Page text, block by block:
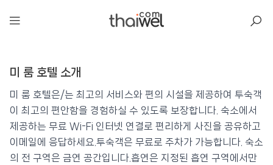
미 룸 호텔
📍 푸켓 ★★★ ⭐ 8.3
💰 최저가 확인 · 예약하기
미 룸 호텔 소개
미 룸 호텔은/는 최고의 서비스와 편의 시설을 제공하여 투숙객
이 최고의 편안함을 경험하실 수 있도록 보장합니다. 숙소에서
제공하는 무료 Wi-Fi 인터넷 연결로 편리하게 사진을 공유하고
이메일에 응답하세요.투숙객은 무료로 주차가 가능합니다. 숙소
의 전 구역은 금연 공간입니다.흡연은 지정된 흡연 구역에서만